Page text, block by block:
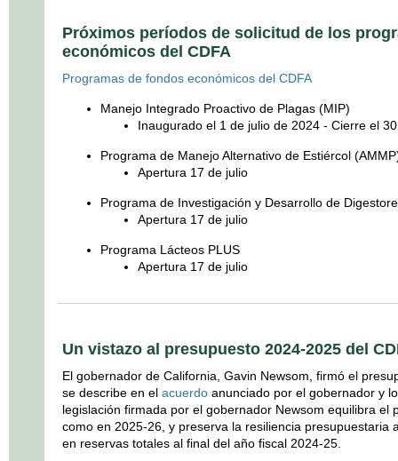
Próximos períodos de solicitud de los
económicos del CDFA
Programas de fondos económicos del CDFA
Manejo Integrado Proactivo de Plagas (MIP)
Inaugurado el 1 de julio de 2024 - Cierre el
Programa de Manejo Alternativo de Estiércol
Apertura 17 de julio
Programa de Investigación y Desarrollo de
Apertura 17 de julio
Programa Lácteos PLUS
Apertura 17 de julio
Un vistazo al presupuesto 2024-2025 del
El gobernador de California, Gavin Newsom, firmó el
se describe en el acuerdo anunciado por el gobernador y
legislación firmada por el gobernador Newsom equilibra el
como en 2025-26, y preserva la resiliencia presupuestaria
en reservas totales al final del año fiscal 2024-25.